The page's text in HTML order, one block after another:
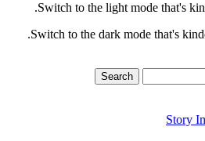
Switch to the light mode that's
Switch to the dark mode that's
Search
Story